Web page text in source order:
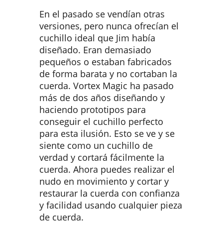
En el pasado se vendían otras
versiones, pero nunca ofrecían el
cuchillo ideal que Jim había
diseñado. Eran demasiado
pequeños o estaban fabricados
de forma barata y no cortaban la
cuerda. Vortex Magic ha pasado
más de dos años diseñando y
haciendo prototipos para
conseguir el cuchillo perfecto
para esta ilusión. Esto se ve y se
siente como un cuchillo de
verdad y cortará fácilmente la
cuerda. Ahora puedes realizar el
nudo en movimiento y cortar y
restaurar la cuerda con confianza
y facilidad usando cualquier pieza
de cuerda.